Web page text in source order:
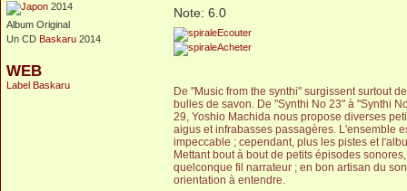
2014
Album Original
Un CD Baskaru 2014
WEB
Label Baskaru
Note: 6.0
Ecouter
Acheter
De "Music from the synthi" surgissent surtout
bulles de savon. De "Synthi No 23" à "Synthi
29, Yoshio Machida nous propose diverses
aigus et infrabasses passagères. L'ensemble
impeccable ; cependant, plus les pistes et
Mettant bout à bout de petits épisodes
quelconque fil narrateur ; en bon artisan du
orientation à entendre.